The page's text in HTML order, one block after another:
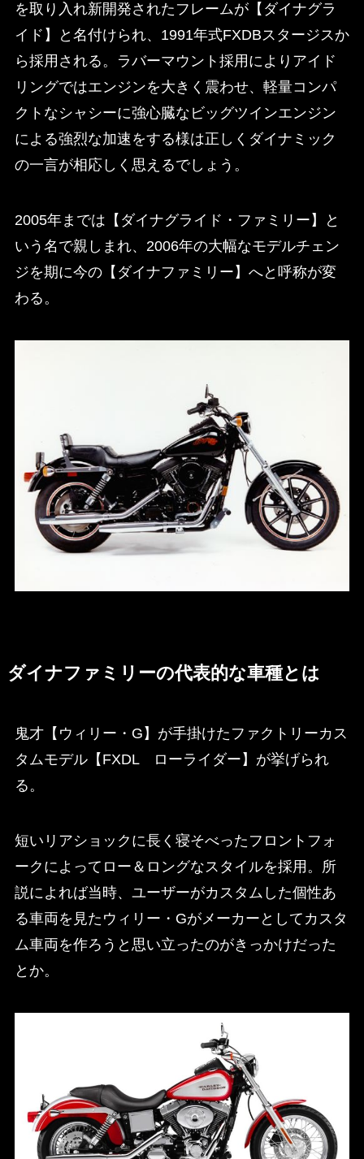
を取り入れ新開発されたフレームが【ダイナグラ
イド】と名付けられ、1991年式FXDBスタージスか
ら採用される。ラバーマウント採用によりアイド
リングではエンジンを大きく震わせ、軽量コンパ
クトなシャシーに強心臓なビッグツインエンジン
による強烈な加速をする様は正しくダイナミック
の一言が相応しく思えるでしょう。
2005年までは【ダイナグライド・ファミリー】と
いう名で親しまれ、2006年の大幅なモデルチェン
ジを期に今の【ダイナファミリー】へと呼称が変
わる。
ダイナファミリーの代表的な車種とは
鬼才【ウィリー・G】が手掛けたファクトリーカス
タムモデル【FXDL ローライダー】が挙げられ
る。
短いリアショックに長く寝そべったフロントフォ
ークによってロー＆ロングなスタイルを採用。所
説によれば当時、ユーザーがカスタムした個性あ
る車両を見たウィリー・Gがメーカーとしてカスタ
ム車両を作ろうと思い立ったのがきっかけだった
とか。